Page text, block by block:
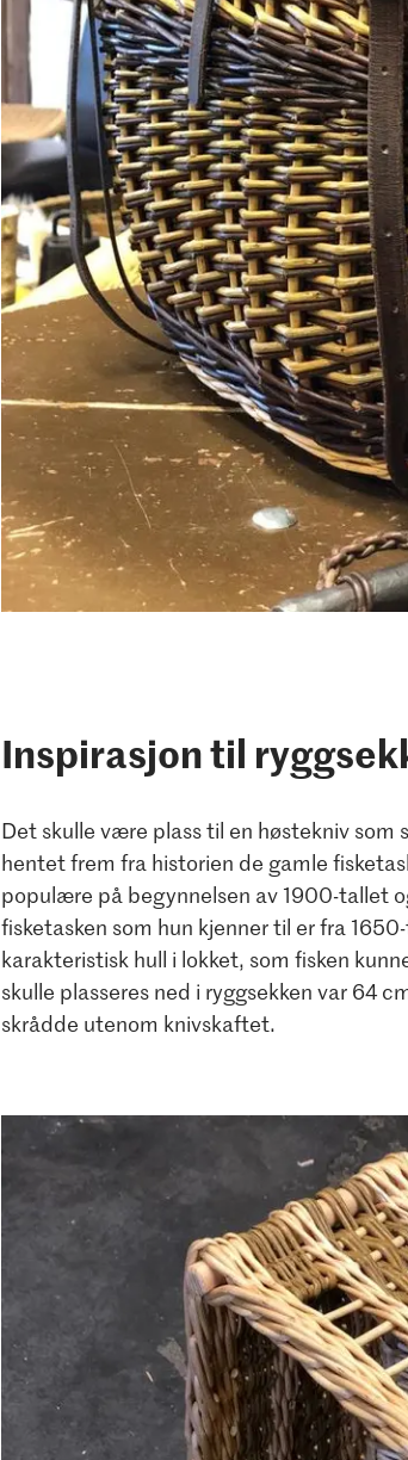
Inspirasjon til
Det skulle være plass til en høstekniv som
hentet frem fra historien de gamle
populære på begynnelsen av 1900-tallet
fisketasken som hun kjenner til er fra
karakteristisk hull i lokket, som fisken
skulle plasseres ned i ryggsekken var 64
skrådde utenom knivskaftet.